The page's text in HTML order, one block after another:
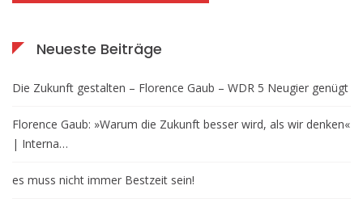
Neueste Beiträge
Die Zukunft gestalten – Florence Gaub – WDR 5 Neugier genügt
Florence Gaub: »Warum die Zukunft besser wird, als wir denken«
| Interna…
es muss nicht immer Bestzeit sein!